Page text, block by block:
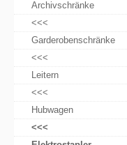
Archivschränke
<<<
Garderobenschränke
<<<
Leitern
<<<
Hubwagen
<<<